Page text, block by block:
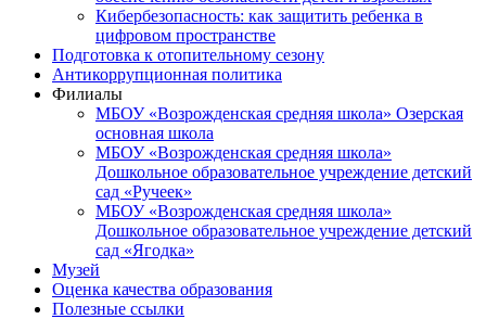
Кибербезопасность: как защитить ребенка в
цифровом пространстве
Подготовка к отопительному сезону
Антикоррупционная политика
Филиалы
МБОУ «Возрожденская средняя школа» Озерская
основная школа
МБОУ «Возрожденская средняя школа»
Дошкольное образовательное учреждение детский
сад «Ручеек»
МБОУ «Возрожденская средняя школа»
Дошкольное образовательное учреждение детский
сад «Ягодка»
Музей
Оценка качества образования
Полезные ссылки